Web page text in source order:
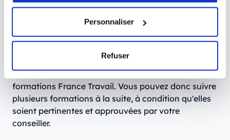
Personnaliser
Refuser
Questions fréquentes
Quel est le délai entre 2 formations
Il n’existe pas de délai réglementaire fixé entre deux
formations France Travail. Vous pouvez donc suivre
plusieurs formations à la suite, à condition qu'elles
soient pertinentes et approuvées par votre
conseiller.